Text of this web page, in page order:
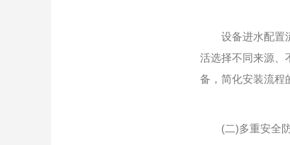
设备进水配置流
活选择不同来源、
备，简化安装流程
(二)多重安全防